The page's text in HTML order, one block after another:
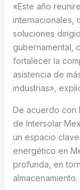
«Este año
internacionales,
soluciones
gubernamental,
fortalecer la
asistencia de
industrias»,
De acuerdo con
de Intersolar
un espacio
energético en
profunda, en
almacenamiento.